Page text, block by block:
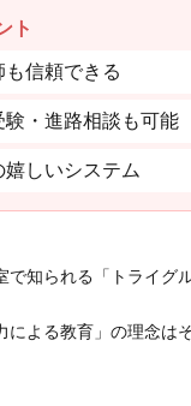
ト
信頼できる
・進路相談も可能
しいシステム
知られる「トライグ
よる教育」の理念